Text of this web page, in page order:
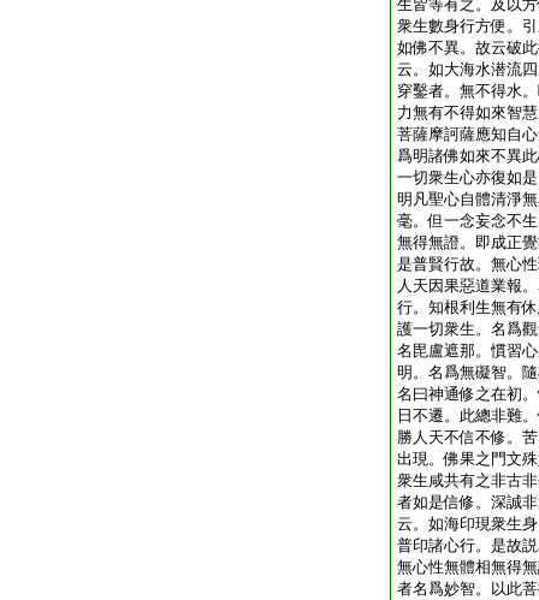
生皆等有之。及以
衆生數身行方便。
如佛不異。故云破
云。如大海水潜流
穿鑿者。無不得水
力無有不得如來智
菩薩摩訶薩應知自
爲明諸佛如來不異
一切衆生心亦復如
明凡聖心自體清淨
毫。但一念妄念不
無得無證。即成正
是普賢行故。無心
人天因果惡道業報
行。知根利生無有
護一切衆生。名爲
名毘盧遮那。慣習
明。名爲無礙智。
名曰神通修之在初
日不遷。此總非難
勝人天不信不修。
出現。佛果之門文
衆生咸共有之非古
者如是信修。深誠
云。如海印現衆生
普印諸心行。是故
無心性無體相無得
者名爲妙智。以此